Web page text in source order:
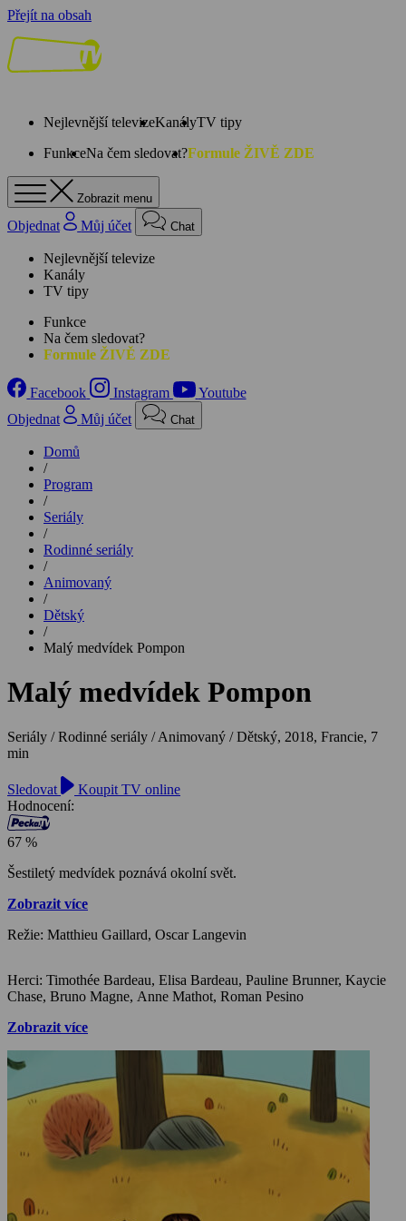
Přejít na obsah
Nejlevnější televizeKanályTV tipy
FunkceNa čem sledovat?Formule ŽIVĚ ZDE
Zobrazit menu
Objednat Můj účet Chat
Nejlevnější televize
Kanály
TV tipy
Funkce
Na čem sledovat?
Formule ŽIVĚ ZDE
Facebook Instagram
Youtube
Objednat
Můj účet Chat
Domů
/
Program
/
Seriály
/
Rodinné seriály
/
Animovaný
/
Dětský
/
Malý medvídek Pompon
Malý medvídek Pompon
Seriály / Rodinné seriály / Animovaný / Dětský, 2018, Francie, 7
min
Sledovat
Koupit TV online
Hodnocení:
67 %
Šestiletý medvídek poznává okolní svět.
Zobrazit více
Režie: Matthieu Gaillard, Oscar Langevin
Herci: Timothée Bardeau, Elisa Bardeau, Pauline Brunner, Kaycie
Chase, Bruno Magne, Anne Mathot, Roman Pesino
Zobrazit více